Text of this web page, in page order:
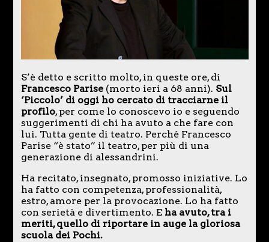
S’è detto e scritto molto, in queste ore, di
Francesco Parise(morto ieri a 68 anni). Sul
‘Piccolo’ di oggi ho cercato di tracciarne il
profilo, per come lo conoscevo io e seguendo
suggerimenti di chi ha avuto a che fare con
lui. Tutta gente di teatro. Perché Francesco
Parise “è stato” il teatro, per più di una
generazione di alessandrini.
Ha recitato, insegnato, promosso iniziative. Lo
ha fatto con competenza, professionalità,
estro, amore per la provocazione. Lo ha fatto
con serietà e divertimento. E ha avuto, tra i
meriti, quello di riportare in auge la gloriosa
scuola dei Pochi.